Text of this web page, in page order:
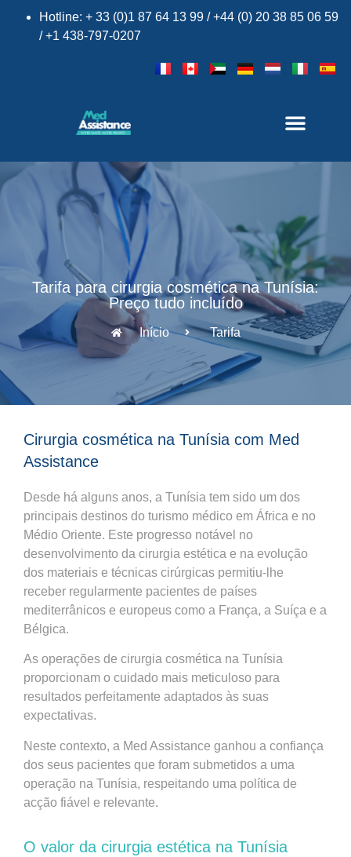
Hotline: + 33 (0)1 87 64 13 99 / +44 (0) 20 38 85 06 59
/ +1 438-797-0207
Tarifa para cirurgia cosmética na Tunísia:
Preço tudo incluído
Início Tarifa
Cirurgia cosmética na Tunísia com Med
Assistance
Desde há alguns anos, a Tunísia tem sido um dos
principais destinos do turismo médico em África e no
Médio Oriente. Este progresso notável no
desenvolvimento da cirurgia estética e na evolução
dos materiais e técnicas cirúrgicas permitiu-lhe
receber regularmente pacientes de países
mediterrânicos e europeus como a França, a Suíça e a
Bélgica.
As operações de cirurgia cosmética na Tunísia
proporcionam o cuidado mais meticuloso para
resultados perfeitamente adaptados às suas
expectativas.
Neste contexto, a Med Assistance ganhou a confiança
dos seus pacientes que foram submetidos a uma
operação na Tunísia, respeitando uma política de
acção fiável e relevante.
O valor da cirurgia estética na Tunísia